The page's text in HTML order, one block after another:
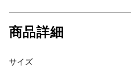
商品詳細
サイズ